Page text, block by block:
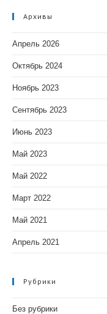
Архивы
Апрель 2026
Октябрь 2024
Ноябрь 2023
Сентябрь 2023
Июнь 2023
Май 2023
Май 2022
Март 2022
Май 2021
Апрель 2021
Рубрики
Без рубрики